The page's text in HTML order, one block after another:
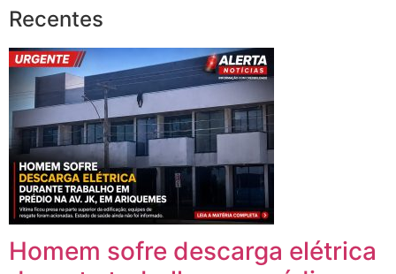
Recentes
Homem sofre descarga elétrica